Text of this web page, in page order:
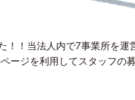
！！当法人内で7事業所を
ージを利用してスタッフの